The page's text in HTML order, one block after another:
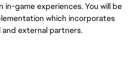
game experiences. You will be
which incorporates
external partners.